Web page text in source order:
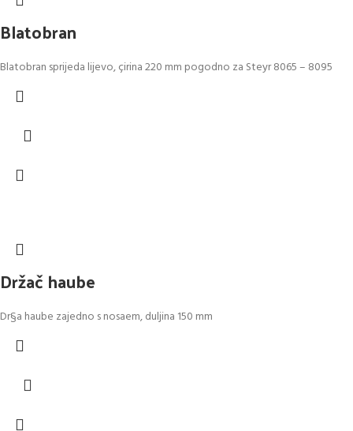
Blatobran
Blatobran sprijeda lijevo, çirina 220 mm pogodno za Steyr 8065 – 8095
Držač haube
Dr§a haube zajedno s nosaem, duljina 150 mm